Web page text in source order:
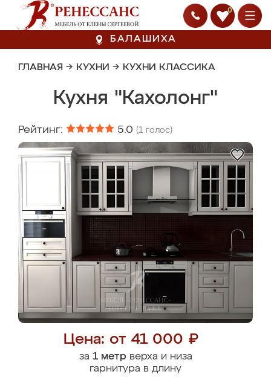
0
БАЛАШИХА
ГЛАВНАЯ → КУХНИ → КУХНИ КЛАССИКА
Кухня "Кахолонг"
Рейтинг: 5.0 (1 голос)
Цена: от 41 000 ₽
за 1 метрверха и низа
гарнитура в длину